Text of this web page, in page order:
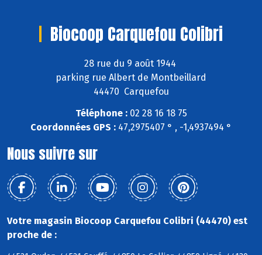
Biocoop Carquefou Colibri
28 rue du 9 août 1944
parking rue Albert de Montbeillard
44470 Carquefou
Téléphone :02 28 16 18 75
Coordonnées GPS : 47,2975407 ° , -1,4937494 °
Nous suivre sur
Votre magasin Biocoop Carquefou Colibri (44470) est
proche de :